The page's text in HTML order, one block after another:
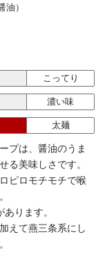
）
こってり
濃い味
太麺
プは、醤油のうま
る美味しさです。
ピロモチモチで喉
ります。
えて燕三条系にし